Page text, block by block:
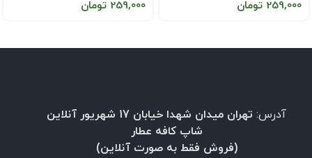
259,000 تومان 259,000 تومان
آدرس:
تهران میدان شهدا خیابان 17 شهریور آنلاین
شاپ کافه عطار
(فروش فقط به صورت آنلاین)